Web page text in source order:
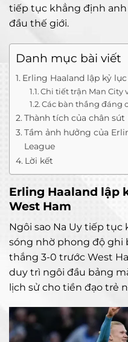
tiếp tục khẳng định anh
đầu thế giới.
Danh mục bài viết
Erling Haaland lập kỷ
Chi tiết trận Man City
Các bàn thắng đáng
Thành tích của chân sút
Tầm ảnh hưởng của
League
Lời kết
Erling Haaland lập
West Ham
Ngôi sao Na Uy tiếp
sóng nhờ phong độ ghi
thắng 3-0 trước West
duy trì ngôi đầu bảng
lịch sử cho tiền đạo trẻ